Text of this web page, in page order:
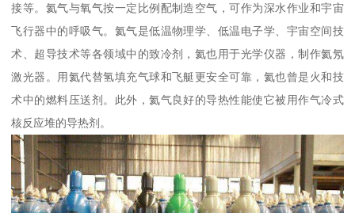
接等。氦气与氧气按一定比例配制造空气，可作为深水作业和宇宙
飞行器中的呼吸气。氦气是低温物理学、低温电子学、宇宙空间技
术、超导技术等各领域中的致冷剂，氦也用于光学仪器，制作氦氖
激光器。用氦代替氢填充气球和飞艇更安全可靠，氦也曾是火和技
术中的燃料压送剂。此外，氦气良好的导热性能使它被用作气冷式
核反应堆的导热剂。